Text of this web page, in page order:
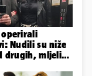
operirali
Nudili su niže
drugih, mljeli